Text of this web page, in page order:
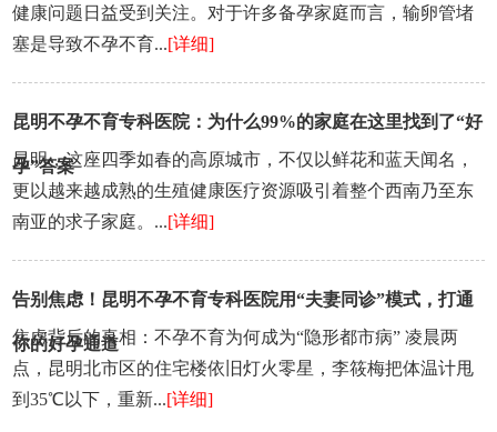
健康问题日益受到关注。对于许多备孕家庭而言，输卵管堵
塞是导致不孕不育...[详细]
昆明不孕不育专科医院：为什么99%的家庭在这里找到了“好
孕”答案
昆明，这座四季如春的高原城市，不仅以鲜花和蓝天闻名，
更以越来越成熟的生殖健康医疗资源吸引着整个西南乃至东
南亚的求子家庭。...[详细]
告别焦虑！昆明不孕不育专科医院用“夫妻同诊”模式，打通
你的好孕通道
焦虑背后的真相：不孕不育为何成为“隐形都市病” 凌晨两
点，昆明北市区的住宅楼依旧灯火零星，李筱梅把体温计甩
到35℃以下，重新...[详细]